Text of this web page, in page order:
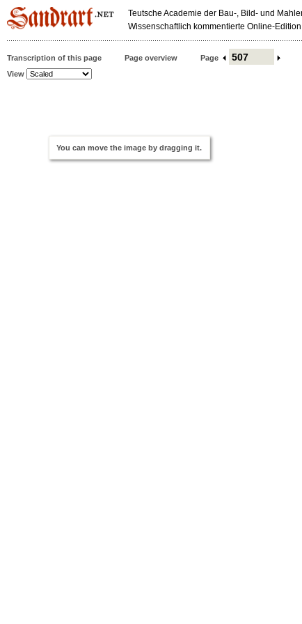
Teutsche Academie der Bau-, Bild- und
Wissenschaftlich kommentierte Online-
Transcription of this page Page overview
Page
View
You can move the image by dragging it.